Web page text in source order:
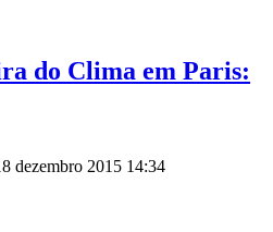
do Clima em Paris:
dezembro 2015 14:34